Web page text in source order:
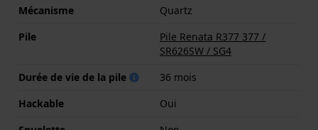
Mécanisme
Quartz
Pile
Pile Renata R377 377 /
SR626SW / SG4
Durée de vie de la pile
36 mois
Hackable
Oui